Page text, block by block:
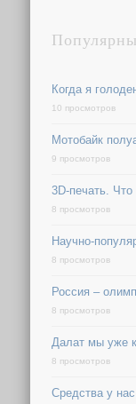
Когда я
10 просмотров
Мотобайк
9 просмотров
3D-печать.
8 просмотров
Научно-
8 просмотров
Россия –
8 просмотров
Далат мы уже
8 просмотров
Средства у